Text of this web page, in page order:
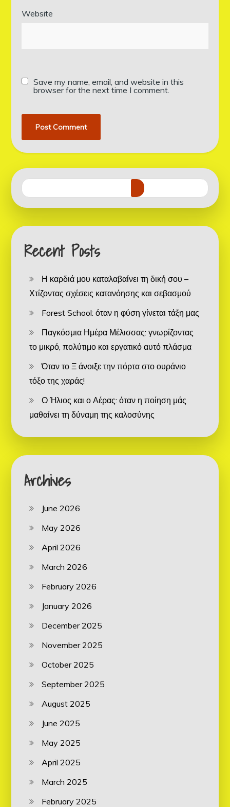
Website
Save my name, email, and website in this
browser for the next time I comment.
Recent Posts
Η καρδιά μου καταλαβαίνει τη δική σου –
Χτίζοντας σχέσεις κατανόησης και σεβασμού
Forest School: όταν η φύση γίνεται τάξη μας
Παγκόσμια Ημέρα Μέλισσας: γνωρίζοντας
το μικρό, πολύτιμο και εργατικό αυτό πλάσμα
Όταν το Ξ άνοιξε την πόρτα στο ουράνιο
τόξο της χαράς!
Ο Ήλιος και ο Αέρας: όταν η ποίηση μάς
μαθαίνει τη δύναμη της καλοσύνης
Archives
June 2026
May 2026
April 2026
March 2026
February 2026
January 2026
December 2025
November 2025
October 2025
September 2025
August 2025
June 2025
May 2025
April 2025
March 2025
February 2025